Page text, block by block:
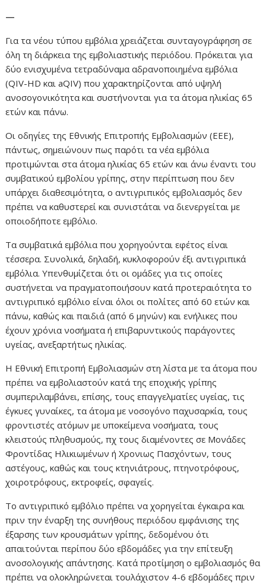
—
Για τα νέου τύπου εμβόλια χρειάζεται συνταγογράφηση σε
όλη τη διάρκεια της εμβολιαστικής περιόδου. Πρόκειται για
δύο ενισχυμένα τετραδύναμα αδρανοποιημένα εμβόλια
(QIV-HD και aQIV) που χαρακτηρίζονται από υψηλή
ανοσογονικότητα και συστήνονται για τα άτομα ηλικίας 65
ετών και πάνω.
Οι οδηγίες της Εθνικής Επιτροπής Εμβολιασμών (ΕΕΕ),
πάντως, σημειώνουν πως παρότι τα νέα εμβόλια
προτιμώνται στα άτομα ηλικίας 65 ετών και άνω έναντι του
συμβατικού εμβολίου γρίπης, στην περίπτωση που δεν
υπάρχει διαθεσιμότητα, ο αντιγριπικός εμβολιασμός δεν
πρέπει να καθυστερεί και συνιστάται να διενεργείται με
οποιοδήποτε εμβόλιο.
Τα συμβατικά εμβόλια που χορηγούνται εφέτος είναι
τέσσερα. Συνολικά, δηλαδή, κυκλοφορούν έξι αντιγριπικά
εμβόλια. Υπενθυμίζεται ότι οι ομάδες για τις οποίες
συστήνεται να πραγματοποιήσουν κατά προτεραιότητα το
αντιγριπικό εμβόλιο είναι όλοι οι πολίτες από 60 ετών και
πάνω, καθώς και παιδιά (από 6 μηνών) και ενήλικες που
έχουν χρόνια νοσήματα ή επιβαρυντικούς παράγοντες
υγείας, ανεξαρτήτως ηλικίας.
Η Εθνική Επιτροπή Εμβολιασμών στη λίστα με τα άτομα που
πρέπει να εμβολιαστούν κατά της εποχικής γρίπης
συμπεριλαμβάνει, επίσης, τους επαγγελματίες υγείας, τις
έγκυες γυναίκες, τα άτομα με νοσογόνο παχυσαρκία, τους
φροντιστές ατόμων με υποκείμενα νοσήματα, τους
κλειστούς πληθυσμούς, πχ τους διαμένοντες σε Μονάδες
Φροντίδας Ηλικιωμένων ή Χρονιως Πασχόντων, τους
αστέγους, καθώς και τους κτηνιάτρους, πτηνοτρόφους,
χοιροτρόφους, εκτροφείς, σφαγείς.
Το αντιγριπικό εμβόλιο πρέπει να χορηγείται έγκαιρα και
πριν την έναρξη της συνήθους περιόδου εμφάνισης της
έξαρσης των κρουσμάτων γρίπης, δεδομένου ότι
απαιτούνται περίπου δύο εβδομάδες για την επίτευξη
ανοσολογικής απάντησης. Κατά προτίμηση ο εμβολιασμός θα
πρέπει να ολοκληρώνεται τουλάχιστον 4-6 εβδομάδες πριν